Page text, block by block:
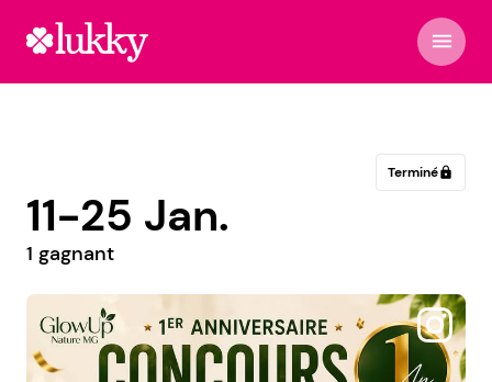
menu
Terminélock
11-25 Jan.
1 gagnant
@bellaa.patata